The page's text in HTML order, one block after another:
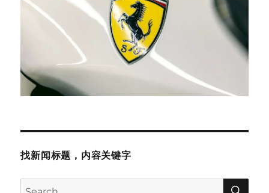
找新闻标题，内容关键字
Search